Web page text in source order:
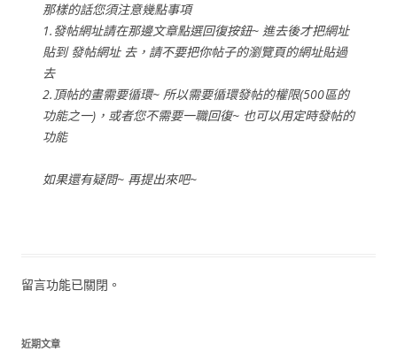
那樣的話您須注意幾點事項
1.發帖網址請在那邊文章點選回復按鈕~ 進去後才把網址
貼到 發帖網址 去，請不要把你帖子的瀏覽頁的網址貼過
去
2.頂帖的畫需要循環~ 所以需要循環發帖的權限(500區的
功能之一)，或者您不需要一職回復~ 也可以用定時發帖的
功能
如果還有疑問~ 再提出來吧~
留言功能已關閉。
近期文章